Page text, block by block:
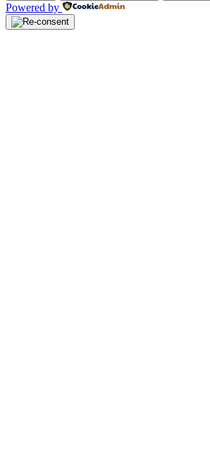
Powered by